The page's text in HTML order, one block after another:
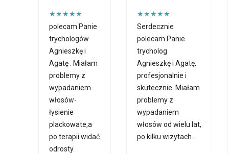
★★★★★
polecam Panie
trychologów
Agnieszkę i
Agatę . Miałam
problemy z
wypadaniem
włosów-
łysienie
plackowate,a
po terapii widać
odrosty.
★★★★★
Serdecznie
polecam Panie
trycholog
Agnieszkę i Agatę,
profesjonalnie i
skutecznie. Miałam
problemy z
wypadaniem
włosów od wielu lat,
po kilku wizytach